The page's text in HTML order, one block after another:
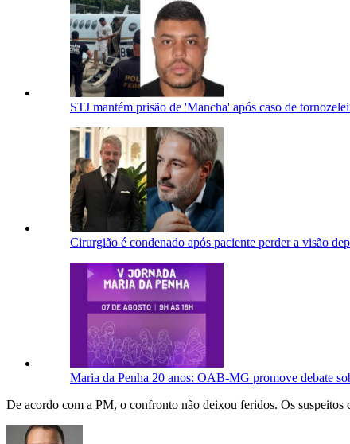
STJ mantém prisão de 'Mancha' após caso de
Cirurgião é condenado após paciente perder a visão
Maria da Penha 20 anos: OAB-MG promove debate
De acordo com a PM, o confronto não deixou feridos. Os suspeitos